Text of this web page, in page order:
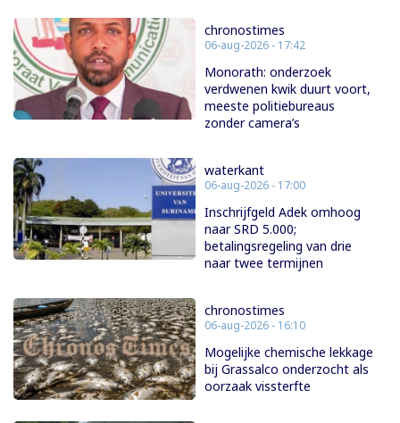
chronostimes
06-aug-2026 - 17:42
Monorath: onderzoek
verdwenen kwik duurt voort,
meeste politiebureaus
zonder camera’s
waterkant
06-aug-2026 - 17:00
Inschrijfgeld Adek omhoog
naar SRD 5.000;
betalingsregeling van drie
naar twee termijnen
chronostimes
06-aug-2026 - 16:10
Mogelijke chemische lekkage
bij Grassalco onderzocht als
oorzaak vissterfte